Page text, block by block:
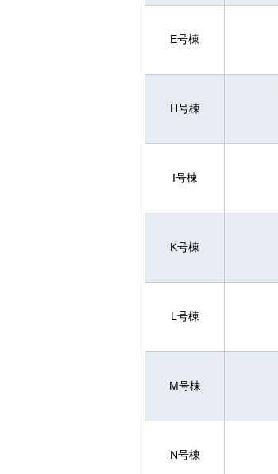
E号棟
H号棟
I号棟
K号棟
L号棟
M号棟
N号棟